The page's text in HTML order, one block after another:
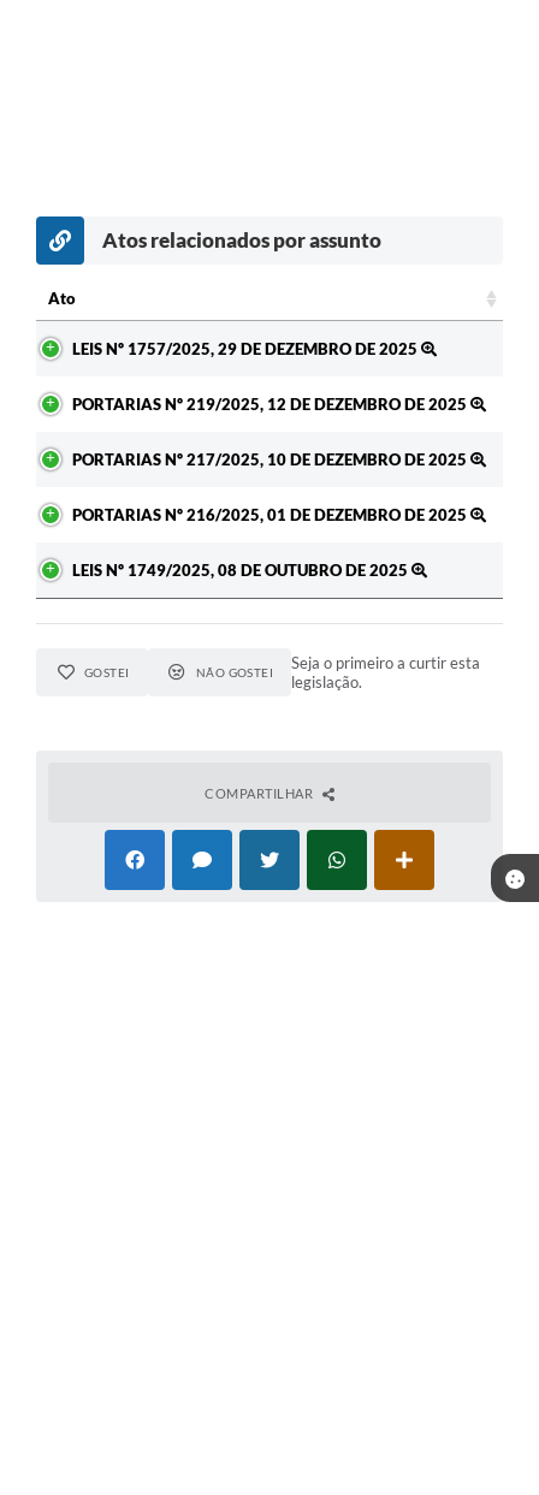
Atos relacionados por assunto
Ato
LEIS Nº 1757/2025, 29 DE DEZEMBRO DE 2025
PORTARIAS Nº 219/2025, 12 DE DEZEMBRO DE 2025
PORTARIAS Nº 217/2025, 10 DE DEZEMBRO DE 2025
PORTARIAS Nº 216/2025, 01 DE DEZEMBRO DE 2025
LEIS Nº 1749/2025, 08 DE OUTUBRO DE 2025
GOSTEI NÃO GOSTEI
Seja o primeiro a curtir esta
legislação.
COMPARTILHAR